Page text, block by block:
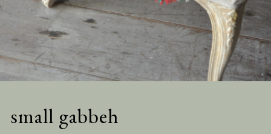
small gabbeh